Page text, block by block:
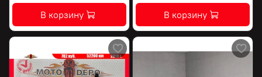
В корзину В корзину